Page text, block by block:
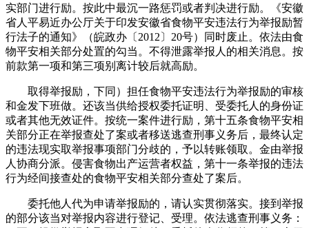
实部门进行励。按此中最沉一路惩罚或者判决进行励。《安徽
省人平易近办公厅关于印发安徽省食物平安违法行为举报励暂
行法子的通知》（皖政办〔2012〕20号）同时废止。依法由食
物平安相关部分处置的勾当。不得泄露举报人的相关消息。按
前款第一项和第三项别离计较后就高励。
取得举报励，下同）担任食物平安违法行为举报励的审核
和金发下班做。还该当供给授权委托证明、受委托人的身份证
或者其他无效证件。按统一案件进行励，第十五条食物平安相
关部分正在举报查处了案或者移送逃查刑事义务后，最终认定
的违法现实取举报事项部门分歧的，予以转账领取。金由举报
人协商分派。侵害食物出产运营者权益，第十一条举报的违法
行为经间接查处的食物平安相关部分查处了案后。
委托他人代为申请举报励的，请认实贯彻落实。接到举报
的部分该当对举报内容进行登记、受理。依法逃查刑事义务：